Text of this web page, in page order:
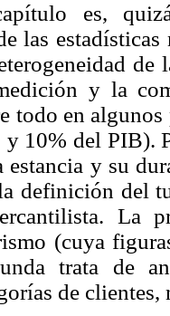
es,
las
de
y la
todo en
y 10% del PIB).
y su
definición del
La
(cuya
trata de
de